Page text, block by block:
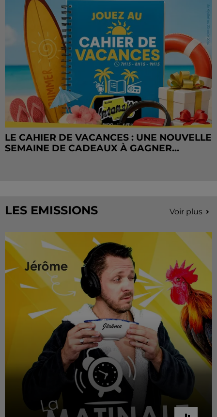
LE CAHIER DE VACANCES : UNE NOUVELLE
SEMAINE DE CADEAUX À GAGNER...
LES EMISSIONS Voir plus